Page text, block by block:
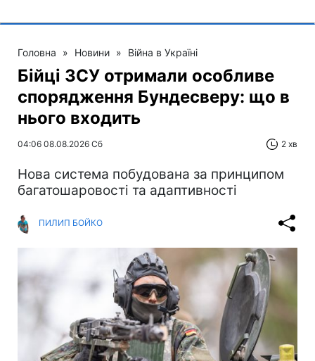
Головна » Новини » Війна в Україні
Бійці ЗСУ отримали особливе
спорядження Бундесверу: що в
нього входить
04:06 08.08.2026 Сб 2 хв
Нова система побудована за принципом
багатошаровості та адаптивності
ПИЛИП БОЙКО